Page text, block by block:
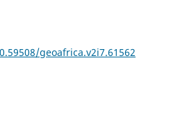
geoafrica.v2i7.61562